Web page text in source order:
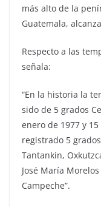
más alto de la
Guatemala,
Respecto a las
señala:
“En la historia la
sido de 5 grados
enero de 1977 y
registrado 5
Tantankin,
José María
Campeche”.